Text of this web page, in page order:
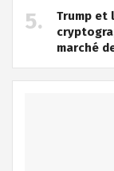
Trump et
marché